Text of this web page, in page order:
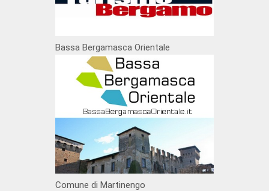
Bassa Bergamasca Orientale
Comune di Martinengo